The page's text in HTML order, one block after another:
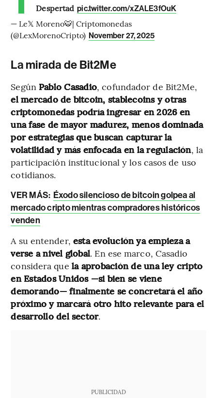
Despertad pic.twitter.com/xZALE3fOuK
— Le𝕏 Moreno🐯| Criptomonedas
(@LexMorenoCripto) November 27, 2025
La mirada de Bit2Me
Según Pablo Casadio, cofundador de Bit2Me,
el mercado de bitcoin, stablecoins y otras
criptomonedas podría ingresar en 2026 en
una fase de mayor madurez, menos dominada
por estrategias que buscan capturar la
volatilidad y más enfocada en la regulación, la
participación institucional y los casos de uso
cotidianos.
VER MÁS: Éxodo silencioso de bitcoin golpea al
mercado cripto mientras compradores históricos
venden
A su entender, esta evolución ya empieza a
verse a nivel global. En ese marco, Casadio
considera que la aprobación de una ley cripto
en Estados Unidos —si bien se viene
demorando— finalmente se concretará el año
próximo y marcará otro hito relevante para el
desarrollo del sector.
PUBLICIDAD